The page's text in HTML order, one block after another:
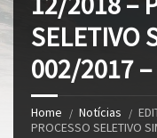
SELETIVO
002/2017 –
Home Notícias
PROCESSO SELETIVO